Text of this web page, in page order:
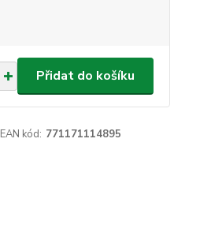
Přidat do košíku
EAN kód: 771171114895